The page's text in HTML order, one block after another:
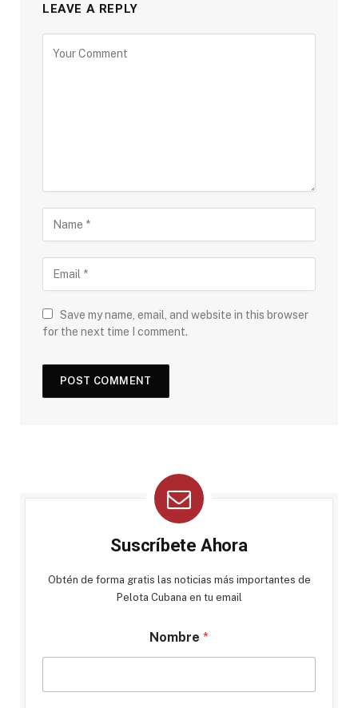
LEAVE A REPLY
Save my name, email, and website in this browser
for the next time I comment.
Suscríbete Ahora
Obtén de forma gratis las noticias más importantes de
Pelota Cubana en tu email
Nombre *